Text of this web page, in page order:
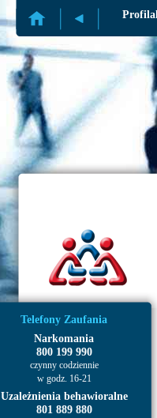
Telefony Zaufania
Narkomania
800 199 990
czynny codziennie
w godz. 16-21
Uzależnienia behawioralne
801 889 880